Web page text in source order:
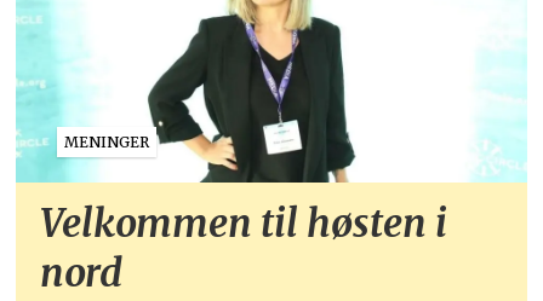
MENINGER
Velkommen til høsten i
nord